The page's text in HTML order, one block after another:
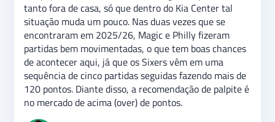
tanto fora de casa, só que dentro do Kia Center tal
situação muda um pouco. Nas duas vezes que se
encontraram em 2025/26, Magic e Philly fizeram
partidas bem movimentadas, o que tem boas chances
de acontecer aqui, já que os Sixers vêm em uma
sequência de cinco partidas seguidas fazendo mais de
120 pontos. Diante disso, a recomendação de palpite é
no mercado de acima (over) de pontos.